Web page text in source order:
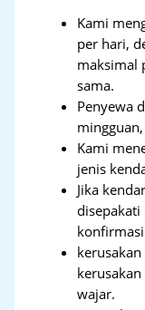
Kami
per hari,
maksimal
sama.
Penyewa
Kami
jenis
Jika
disepakati
wajar.